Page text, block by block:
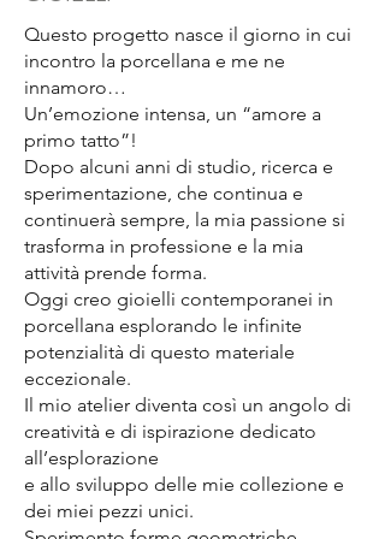
realizzare con l'obiettivo di
ottenere un'armonia e uno stile
distintivo.
Questo progetto nasce il giorno in cui
incontro la porcellana e me ne
innamoro…
Un’emozione intensa, un “amore a
primo tatto”!
Dopo alcuni anni di studio, ricerca e
sperimentazione, che continua e
continuerà sempre, la mia passione si
trasforma in professione e la mia
attività prende forma.
Oggi creo gioielli contemporanei in
porcellana esplorando le infinite
potenzialità di questo materiale
eccezionale.
Il mio atelier diventa così un angolo di
creatività e di ispirazione dedicato
all’esplorazione
e allo sviluppo delle mie collezione e
dei miei pezzi unici.